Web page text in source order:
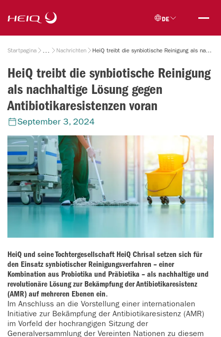
main
content
DE
Breadcrumb
Startpagina Nachrichten HeiQ treibt die synbiotische Reinigung als nachhaltige Lösung gegen Antibiotikaresistenzen voran
HeiQ treibt die synbiotische Reinigung
als nachhaltige Lösung gegen
Antibiotikaresistenzen voran
September 3, 2024
HeiQ und seine Tochtergesellschaft HeiQ Chrisal setzen sich für
den Einsatz synbiotischer Reinigungsverfahren – einer
Kombination aus Probiotika und Präbiotika – als nachhaltige und
revolutionäre Lösung zur Bekämpfung der Antibiotikaresistenz
(AMR) auf mehreren Ebenen ein.
Im Anschluss an die Vorstellung einer internationalen
Initiative zur Bekämpfung der Antibiotikaresistenz (AMR)
im Vorfeld der hochrangigen Sitzung der
Generalversammlung der Vereinten Nationen zu diesem